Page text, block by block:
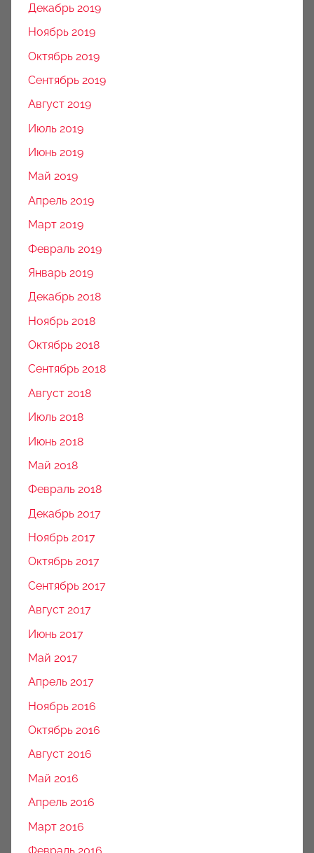
Декабрь 2019
Ноябрь 2019
Октябрь 2019
Сентябрь 2019
Август 2019
Июль 2019
Июнь 2019
Май 2019
Апрель 2019
Март 2019
Февраль 2019
Январь 2019
Декабрь 2018
Ноябрь 2018
Октябрь 2018
Сентябрь 2018
Август 2018
Июль 2018
Июнь 2018
Май 2018
Февраль 2018
Декабрь 2017
Ноябрь 2017
Октябрь 2017
Сентябрь 2017
Август 2017
Июнь 2017
Май 2017
Апрель 2017
Ноябрь 2016
Октябрь 2016
Август 2016
Май 2016
Апрель 2016
Март 2016